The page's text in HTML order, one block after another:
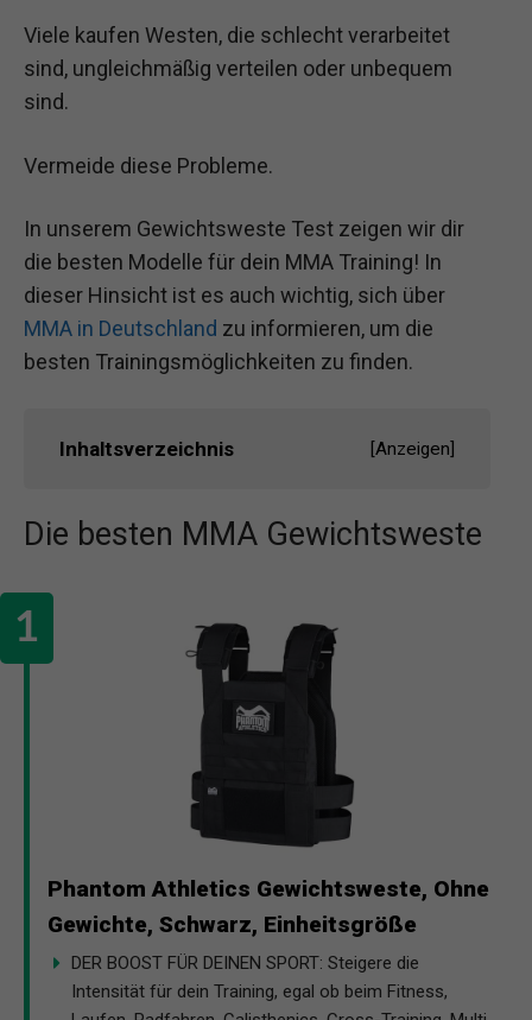
Viele kaufen Westen, die schlecht verarbeitet
sind, ungleichmäßig verteilen oder unbequem
sind.
Vermeide diese Probleme.
In unserem Gewichtsweste Test zeigen wir dir
die besten Modelle für dein MMA Training! In
dieser Hinsicht ist es auch wichtig, sich über
MMA in Deutschland zu informieren, um die
besten Trainingsmöglichkeiten zu finden.
Inhaltsverzeichnis [Anzeigen]
Die besten MMA Gewichtsweste
Phantom Athletics Gewichtsweste, Ohne
Gewichte, Schwarz, Einheitsgröße
DER BOOST FÜR DEINEN SPORT: Steigere die
Intensität für dein Training, egal ob beim Fitness,